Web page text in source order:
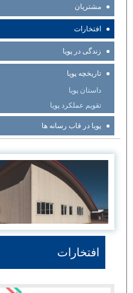
مشتریان
افتخارات
زندگی در پویا
تاریخچه پویا
داستان پویا
تقویم عملکرد پویا
پویا در قاب رسانه ها
افتخارات